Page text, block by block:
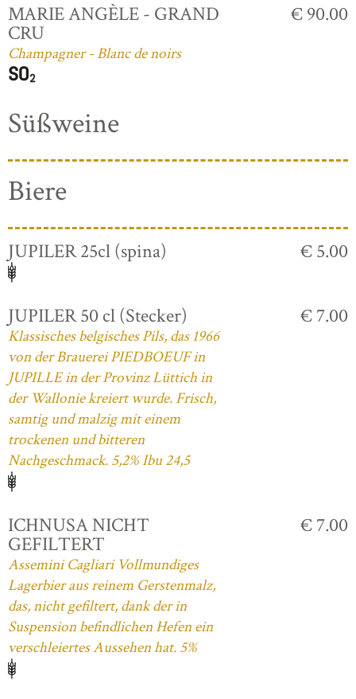
MARIE ANGÈLE - GRAND
CRU
Champagner - Blanc de noirs
€ 90.00
Süßweine
Biere
JUPILER 25cl (spina) € 5.00
JUPILER 50 cl (Stecker)
Klassisches belgisches Pils, das 1966
von der Brauerei PIEDBOEUF in
JUPILLE in der Provinz Lüttich in
der Wallonie kreiert wurde. Frisch,
samtig und malzig mit einem
trockenen und bitteren
Nachgeschmack. 5,2% Ibu 24,5
€ 7.00
ICHNUSA NICHT
GEFILTERT
Assemini Cagliari Vollmundiges
Lagerbier aus reinem Gerstenmalz,
das, nicht gefiltert, dank der in
Suspension befindlichen Hefen ein
verschleiertes Aussehen hat. 5%
€ 7.00